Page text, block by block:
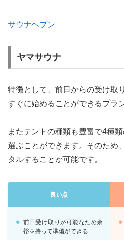
サウナヘブン
ヤマサウナ
特徴として、前日からの受け取
すぐに始めることができるプラ
またテントの種類も豊富で4種
選ぶことができます。そのため
タルすることが可能です。
良い点
前日受け取りが可能なため余
裕を持って準備ができる